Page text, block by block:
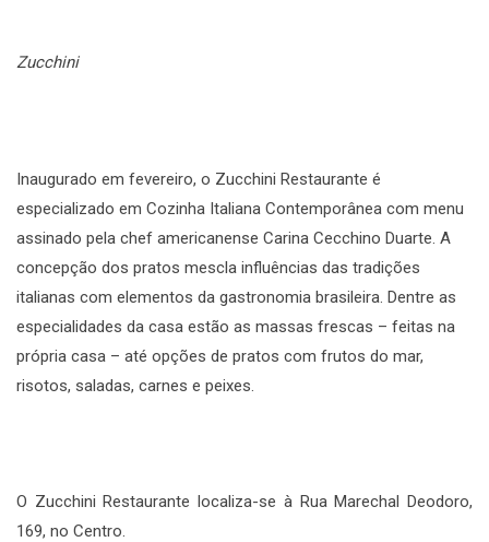
Zucchini
Inaugurado em fevereiro, o Zucchini Restaurante é
especializado em Cozinha Italiana Contemporânea com menu
assinado pela chef americanense Carina Cecchino Duarte. A
concepção dos pratos mescla influências das tradições
italianas com elementos da gastronomia brasileira. Dentre as
especialidades da casa estão as massas frescas – feitas na
própria casa – até opções de pratos com frutos do mar,
risotos, saladas, carnes e peixes.
O Zucchini Restaurante localiza-se à Rua Marechal Deodoro,
169, no Centro.